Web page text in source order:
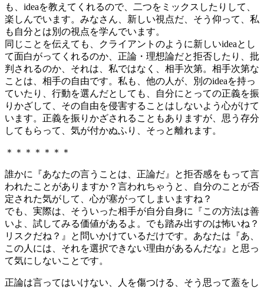
も、ideaを教えてくれるので、二つをミックスしたりして、
楽しんでいます。みなさん、新しい視点だ、そう仰って、私
も自分とは別の視点を学んでいます。
同じことを伝えても、クライアントのように新しいideaとし
て面白がってくれるのか、正論・理想論だと拒否したり、批
判されるのか、それは、私ではなく、相手次第。相手次第な
ことは、相手の自由です。私も、他の人が、別のideaを持っ
ていたり、行動を選んだとしても、自分にとっての正義を振
りかざして、その自由を侵害することはしないよう心がけて
います。正義を振りかざされることもありますが、思う存分
してもらって、気が付かぬふり、そっと離れます。
＊＊＊＊＊＊＊
誰かに『あなたの言うことは、正論だ』と拒否感をもって言
われたことがありますか？言われちゃうと、自分のことが否
定された気がして、心が塞がってしまいますね？
でも、実際は、そういった相手が自分自身に『この方法は善
いよ、試してみる価値があるよ。でも踏み出すのは怖いね？
リスクだね？』と問いかけているだけです。あなたは『あ、
この人には、それを選択できない理由があるんだな』と思っ
て気にしないことです。
正論は言ってはいけない、人を傷つける、そう思って蓋をし